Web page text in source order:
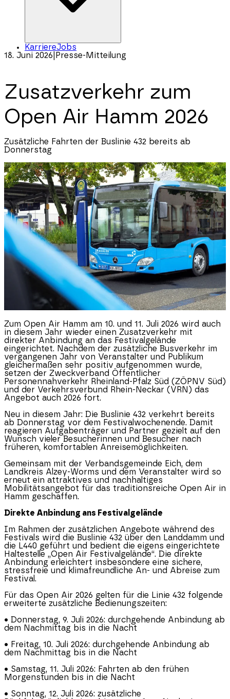
KarriereJobs
18. Juni 2026 Presse-Mitteilung
Zusatzverkehr zum
Open Air Hamm 2026
Zusätzliche Fahrten der Buslinie 432 bereits ab
Donnerstag
Zum Open Air Hamm am 10. und 11. Juli 2026 wird auch
in diesem Jahr wieder einen Zusatzverkehr mit
direkter Anbindung an das Festivalgelände
eingerichtet. Nachdem der zusätzliche Busverkehr im
vergangenen Jahr von Veranstalter und Publikum
gleichermaßen sehr positiv aufgenommen wurde,
setzen der Zweckverband Öffentlicher
Personennahverkehr Rheinland-Pfalz Süd (ZÖPNV Süd)
und der Verkehrsverbund Rhein-Neckar (VRN) das
Angebot auch 2026 fort.
Neu in diesem Jahr: Die Buslinie 432 verkehrt bereits
ab Donnerstag vor dem Festivalwochenende. Damit
reagieren Aufgabenträger und Partner gezielt auf den
Wunsch vieler Besucherinnen und Besucher nach
früheren, komfortablen Anreisemöglichkeiten.
Gemeinsam mit der Verbandsgemeinde Eich, dem
Landkreis Alzey-Worms und dem Veranstalter wird so
erneut ein attraktives und nachhaltiges
Mobilitätsangebot für das traditionsreiche Open Air in
Hamm geschaffen.
Direkte Anbindung ans Festivalgelände
Im Rahmen der zusätzlichen Angebote während des
Festivals wird die Buslinie 432 über den Landdamm und
die L440 geführt und bedient die eigens eingerichtete
Haltestelle „Open Air Festivalgelände“. Die direkte
Anbindung erleichtert insbesondere eine sichere,
stressfreie und klimafreundliche An- und Abreise zum
Festival.
Für das Open Air 2026 gelten für die Linie 432 folgende
erweiterte zusätzliche Bedienungszeiten:
• Donnerstag, 9. Juli 2026: durchgehende Anbindung ab
dem Nachmittag bis in die Nacht
• Freitag, 10. Juli 2026: durchgehende Anbindung ab
dem Nachmittag bis in die Nacht
• Samstag, 11. Juli 2026: Fahrten ab den frühen
Morgenstunden bis in die Nacht
• Sonntag, 12. Juli 2026: zusätzliche